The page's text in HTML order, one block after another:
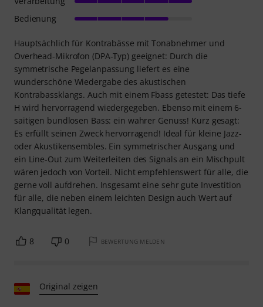
Hauptsächlich für Kontrabässe mit Tonabnehmer und
Overhead-Mikrofon (DPA-Typ) geeignet: Durch die
symmetrische Pegelanpassung liefert es eine
wunderschöne Wiedergabe des akustischen
Kontrabassklangs. Auch mit einem Fbass getestet: Das tiefe
H wird hervorragend wiedergegeben. Ebenso mit einem 6-
saitigen bundlosen Bass: ein wahrer Genuss! Kurz gesagt:
Es erfüllt seinen Zweck hervorragend! Ideal für kleine Jazz-
oder Akustikensembles. Ein symmetrischer Ausgang und
ein Line-Out zum Weiterleiten des Signals an ein Mischpult
wären jedoch von Vorteil. Nicht empfehlenswert für alle, die
gerne voll aufdrehen. Insgesamt eine sehr gute Investition
für alle, die neben einem leichten Design auch Wert auf
Klangqualität legen.
Bedienung
8 0 BEWERTUNG MELDEN
Original zeigen